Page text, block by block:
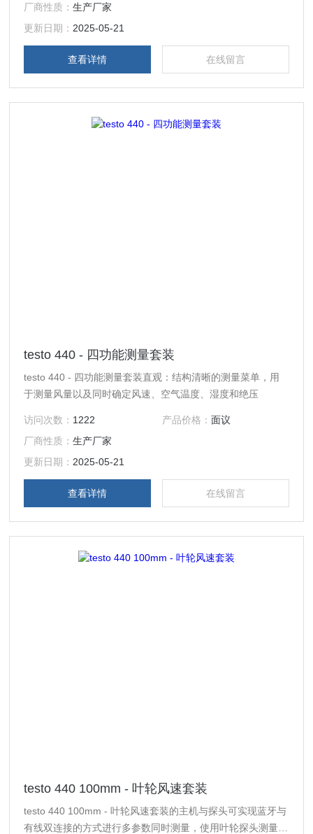
厂商性质：生产厂家
更新日期： 2025-05-21
查看详情 在线留言
testo 440 - 四功能测量套装
testo 440 - 四功能测量套装直观：结构清晰的测量菜单，用
于测量风量以及同时确定风速、空气温度、湿度和绝压
访问次数： 1222 产品价格： 面议
厂商性质：生产厂家
更新日期： 2025-05-21
查看详情 在线留言
testo 440 100mm - 叶轮风速套装
testo 440 100mm - 叶轮风速套装的主机与探头可实现蓝牙与
有线双连接的方式进行多参数同时测量，使用叶轮探头测量涡